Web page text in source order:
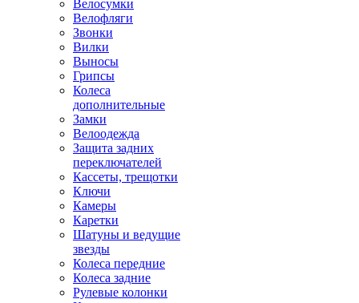
Велосумки
Велофляги
Звонки
Вилки
Выносы
Грипсы
Колеса
дополнительные
Замки
Велоодежда
Защита задних
переключателей
Кассеты, трещотки
Ключи
Камеры
Каретки
Шатуны и ведущие
звезды
Колеса передние
Колеса задние
Рулевые колонки